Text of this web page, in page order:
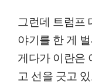
그런데 트럼프
야기를 한 게
게다가 이란은
고 선을 긋고